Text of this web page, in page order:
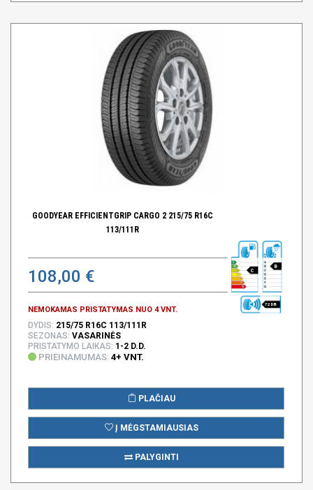
GOODYEAR EFFICIENTGRIP CARGO 2 215/75 R16C
113/111R
108,00 €
NEMOKAMAS PRISTATYMAS NUO 4 VNT.
C
B
72 DB
DYDIS: 215/75 R16C 113/111R
SEZONAS: VASARINĖS
PRISTATYMO LAIKAS: 1-2 D.D.
PRIEINAMUMAS: 4+ VNT.
PLAČIAU
Į MĖGSTAMIAUSIAS
PALYGINTI